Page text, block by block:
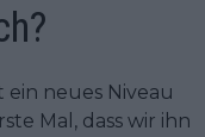
neues Niveau
Mal, dass wir ihn